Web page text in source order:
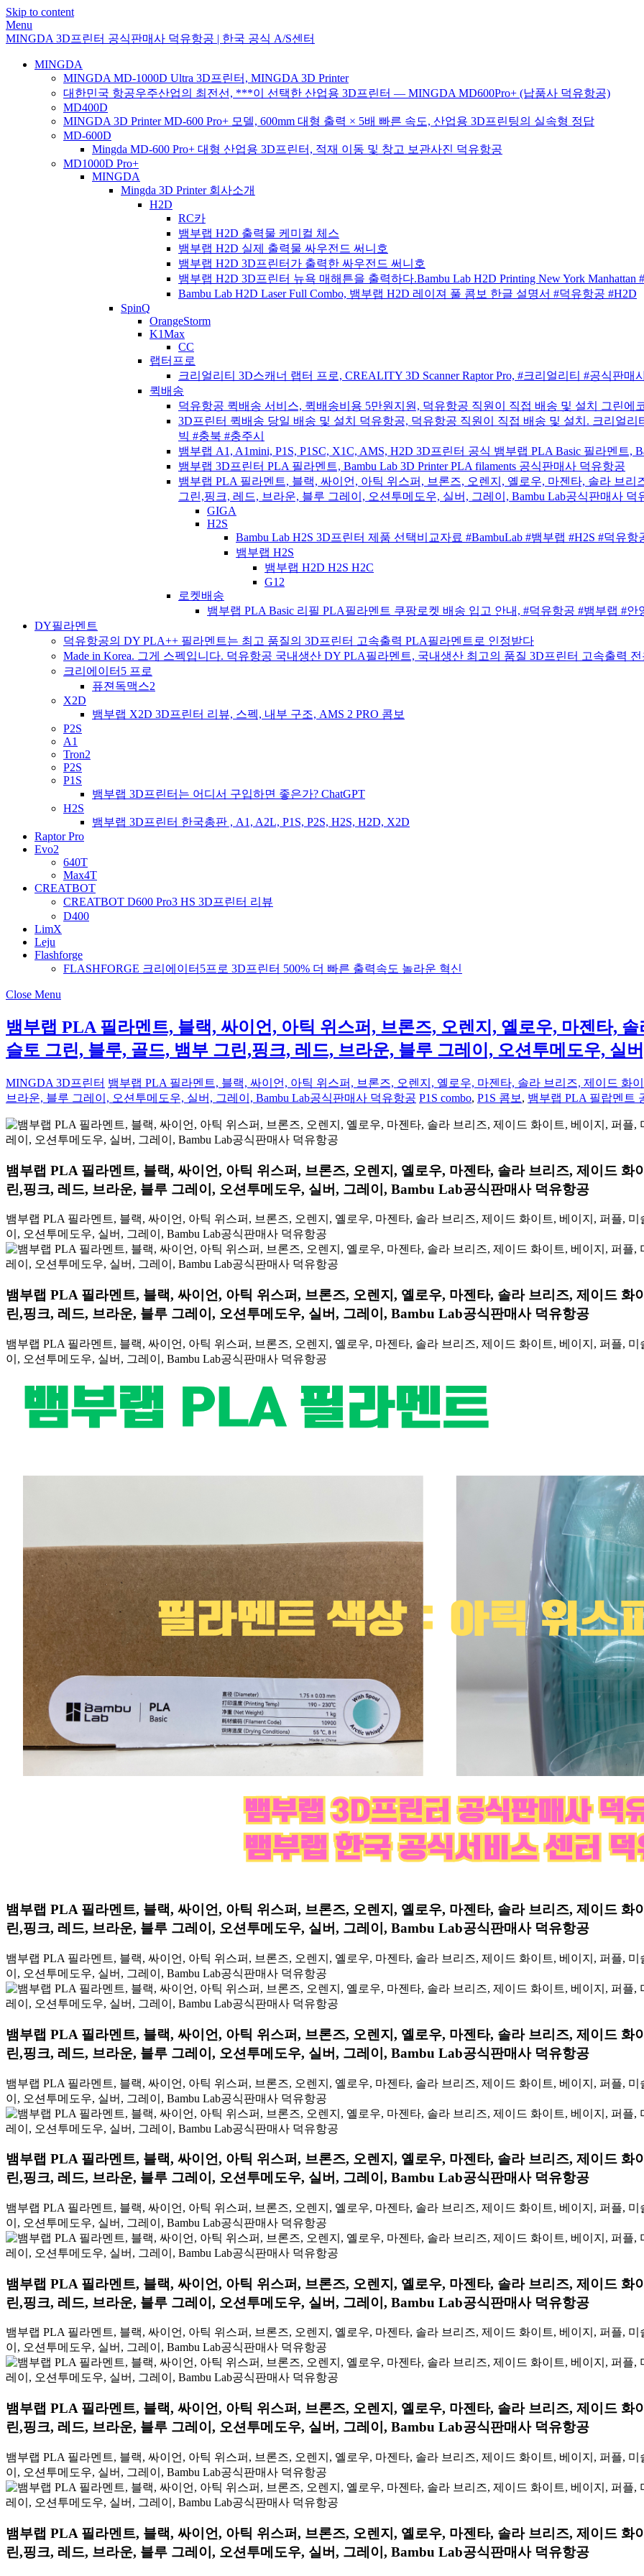
Skip to content
Menu
MINGDA 3D프린터 공식판매사 덕유항공 | 한국 공식 A/S센터
MINGDA
MINGDA MD-1000D Ultra 3D프린터, MINGDA 3D Printer
대한민국 항공우주산업의 최전선, ***이 선택한 산업용 3D프린터 — MINGDA MD600Pro+ (납품사 덕유항공)
MD400D
MINGDA 3D Printer MD-600 Pro+ 모델, 600mm 대형 출력 × 5배 빠른 속도, 산업용 3D프린팅의 실속형 정답
MD-600D
Mingda MD-600 Pro+ 대형 산업용 3D프린터, 적재 이동 및 창고 보관사진 덕유항공
MD1000D Pro+
MINGDA
Mingda 3D Printer 회사소개
H2D
RC카
뱀부랩 H2D 출력물 케미컬 체스
뱀부랩 H2D 실제 출력물 싸우전드 써니호
뱀부랩 H2D 3D프린터가 출력한 싸우전드 써니호
뱀부랩 H2D 3D프린터 뉴욕 매해튼을 출력하다.Bambu Lab H2D Printing New York Manhattan
Bambu Lab H2D Laser Full Combo, 뱀부랩 H2D 레이져 풀 콤보 한글 설명서 #덕유항공 #H2D
SpinQ
OrangeStorm
K1Max
CC
랩터프로
크리얼리티 3D스캐너 랩터 프로, CREALITY 3D Scanner Raptor Pro, #크리얼리티 #공식판매
퀵배송
덕유항공 퀵배송 서비스, 퀵배송비용 5만원지원, 덕유항공 직원이 직접 배송 및 설치 그린에
3D프린터 퀵배송 당일 배송 및 설치 덕유항공, 덕유항공 직원이 직접 배송 및 설치. 크리얼
빅 #충북 #충주시
뱀부랩 A1, A1mini, P1S, P1SC, X1C, AMS, H2D 3D프린터 공식 뱀부랩 PLA Basic 필라멘트,
뱀부랩 3D프린터 PLA 필라멘트, Bambu Lab 3D Printer PLA filaments 공식판매사 덕유항공
뱀부랩 PLA 필라멘트, 블랙, 싸이언, 아틱 위스퍼, 브론즈, 오렌지, 옐로우, 마젠타, 솔라 브
그린,핑크, 레드, 브라운, 블루 그레이, 오션투메도우, 실버, 그레이, Bambu Lab공식판매사 덕
GIGA
H2S
Bambu Lab H2S 3D프린터 제품 선택비교자료 #BambuLab #뱀부랩 #H2S #덕유
뱀부랩 H2S
뱀부랩 H2D H2S H2C
G12
로켓배송
뱀부랩 PLA Basic 리필 PLA필라멘트 쿠팡로켓 배송 입고 안내, #덕유항공 #뱀부랩 #
DY필라멘트
덕유항공의 DY PLA++ 필라멘트는 최고 품질의 3D프린터 고속출력 PLA필라멘트로 인정받다
Made in Korea. 그게 스펙입니다. 덕유항공 국내생산 DY PLA필라멘트, 국내생산 최고의 품질 3D프린터 고속출력
크리에이터5 프로
퓨젼독맥스2
X2D
뱀부랩 X2D 3D프린터 리뷰, 스펙, 내부 구조, AMS 2 PRO 콤보
P2S
A1
Tron2
P2S
P1S
뱀부랩 3D프린터는 어디서 구입하면 좋은가? ChatGPT
H2S
뱀부랩 3D프린터 한국총판 , A1, A2L, P1S, P2S, H2S, H2D, X2D
Raptor Pro
Evo2
640T
Max4T
CREATBOT
CREATBOT D600 Pro3 HS 3D프린터 리뷰
D400
LimX
Leju
Flashforge
FLASHFORGE 크리에이터5프로 3D프린터 500% 더 빠른 출력속도 놀라운 혁신
Close Menu
뱀부랩 PLA 필라멘트, 블랙, 싸이언, 아틱 위스퍼, 브론즈, 오렌지, 옐로우, 마젠타,
슬토 그린, 블루, 골드, 뱀부 그린,핑크, 레드, 브라운, 블루 그레이, 오션투메도우, 실
MINGDA 3D프린터 뱀부랩 PLA 필라멘트, 블랙, 싸이언, 아틱 위스퍼, 브론즈, 오렌지, 옐로우, 마젠타, 솔라 브리즈, 제이드 화
브라운, 블루 그레이, 오션투메도우, 실버, 그레이, Bambu Lab공식판매사 덕유항공 P1S combo, P1S 콤보 , 뱀부랩 PLA 필랍멘트
뱀부랩 PLA 필라멘트, 블랙, 싸이언, 아틱 위스퍼, 브론즈, 오렌지, 옐로우, 마젠타, 솔라 브리즈, 제이드
린,핑크, 레드, 브라운, 블루 그레이, 오션투메도우, 실버, 그레이, Bambu Lab공식판매사 덕유항공
뱀부랩 PLA 필라멘트, 블랙, 싸이언, 아틱 위스퍼, 브론즈, 오렌지, 옐로우, 마젠타, 솔라 브리즈, 제이드 화이트, 베이지, 퍼플,
이, 오션투메도우, 실버, 그레이, Bambu Lab공식판매사 덕유항공
뱀부랩 PLA 필라멘트, 블랙, 싸이언, 아틱 위스퍼, 브론즈, 오렌지, 옐로우, 마젠타, 솔라 브리즈, 제이드
린,핑크, 레드, 브라운, 블루 그레이, 오션투메도우, 실버, 그레이, Bambu Lab공식판매사 덕유항공
뱀부랩 PLA 필라멘트, 블랙, 싸이언, 아틱 위스퍼, 브론즈, 오렌지, 옐로우, 마젠타, 솔라 브리즈, 제이드 화이트, 베이지, 퍼플,
이, 오션투메도우, 실버, 그레이, Bambu Lab공식판매사 덕유항공
뱀부랩 PLA 필라멘트, 블랙, 싸이언, 아틱 위스퍼, 브론즈, 오렌지, 옐로우, 마젠타, 솔라 브리즈, 제이드
린,핑크, 레드, 브라운, 블루 그레이, 오션투메도우, 실버, 그레이, Bambu Lab공식판매사 덕유항공
뱀부랩 PLA 필라멘트, 블랙, 싸이언, 아틱 위스퍼, 브론즈, 오렌지, 옐로우, 마젠타, 솔라 브리즈, 제이드 화이트, 베이지, 퍼플,
이, 오션투메도우, 실버, 그레이, Bambu Lab공식판매사 덕유항공
뱀부랩 PLA 필라멘트, 블랙, 싸이언, 아틱 위스퍼, 브론즈, 오렌지, 옐로우, 마젠타, 솔라 브리즈, 제이드
린,핑크, 레드, 브라운, 블루 그레이, 오션투메도우, 실버, 그레이, Bambu Lab공식판매사 덕유항공
뱀부랩 PLA 필라멘트, 블랙, 싸이언, 아틱 위스퍼, 브론즈, 오렌지, 옐로우, 마젠타, 솔라 브리즈, 제이드 화이트, 베이지, 퍼플,
이, 오션투메도우, 실버, 그레이, Bambu Lab공식판매사 덕유항공
뱀부랩 PLA 필라멘트, 블랙, 싸이언, 아틱 위스퍼, 브론즈, 오렌지, 옐로우, 마젠타, 솔라 브리즈, 제이드
린,핑크, 레드, 브라운, 블루 그레이, 오션투메도우, 실버, 그레이, Bambu Lab공식판매사 덕유항공
뱀부랩 PLA 필라멘트, 블랙, 싸이언, 아틱 위스퍼, 브론즈, 오렌지, 옐로우, 마젠타, 솔라 브리즈, 제이드 화이트, 베이지, 퍼플,
이, 오션투메도우, 실버, 그레이, Bambu Lab공식판매사 덕유항공
뱀부랩 PLA 필라멘트, 블랙, 싸이언, 아틱 위스퍼, 브론즈, 오렌지, 옐로우, 마젠타, 솔라 브리즈, 제이드
린,핑크, 레드, 브라운, 블루 그레이, 오션투메도우, 실버, 그레이, Bambu Lab공식판매사 덕유항공
뱀부랩 PLA 필라멘트, 블랙, 싸이언, 아틱 위스퍼, 브론즈, 오렌지, 옐로우, 마젠타, 솔라 브리즈, 제이드 화이트, 베이지, 퍼플,
이, 오션투메도우, 실버, 그레이, Bambu Lab공식판매사 덕유항공
뱀부랩 PLA 필라멘트, 블랙, 싸이언, 아틱 위스퍼, 브론즈, 오렌지, 옐로우, 마젠타, 솔라 브리즈, 제이드
린,핑크, 레드, 브라운, 블루 그레이, 오션투메도우, 실버, 그레이, Bambu Lab공식판매사 덕유항공
뱀부랩 PLA 필라멘트, 블랙, 싸이언, 아틱 위스퍼, 브론즈, 오렌지, 옐로우, 마젠타, 솔라 브리즈, 제이드 화이트, 베이지, 퍼플,
이, 오션투메도우, 실버, 그레이, Bambu Lab공식판매사 덕유항공
뱀부랩 PLA 필라멘트, 블랙, 싸이언, 아틱 위스퍼, 브론즈, 오렌지, 옐로우, 마젠타, 솔라 브리즈, 제이드
린,핑크, 레드, 브라운, 블루 그레이, 오션투메도우, 실버, 그레이, Bambu Lab공식판매사 덕유항공